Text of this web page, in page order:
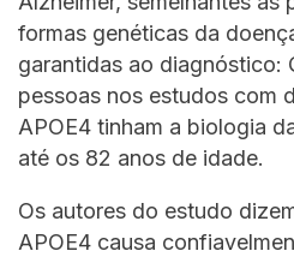
formas genéticas da
garantidas ao diagnóstico:
pessoas nos estudos com
APOE4 tinham a biologia
até os 82 anos de idade.
Os autores do estudo
APOE4 causa